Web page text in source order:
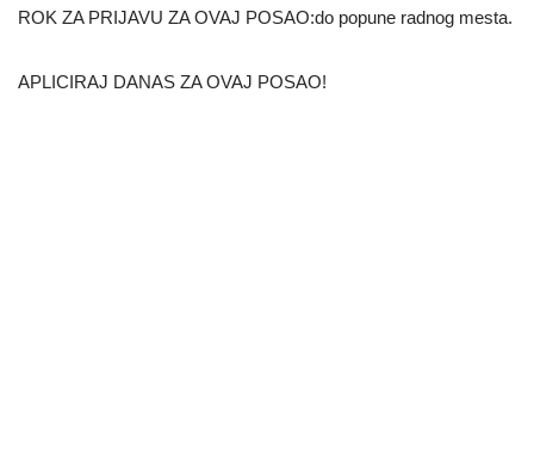
ROK ZA PRIJAVU ZA OVAJ POSAO:do popune radnog mesta.
APLICIRAJ DANAS ZA OVAJ POSAO!